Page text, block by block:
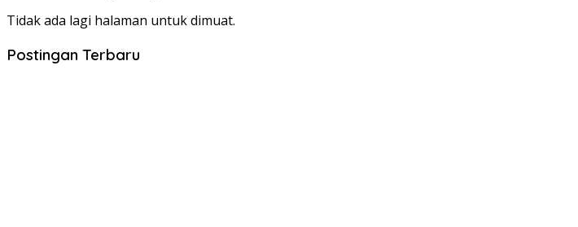
Tidak ada lagi halaman untuk dimuat.
Postingan Terbaru